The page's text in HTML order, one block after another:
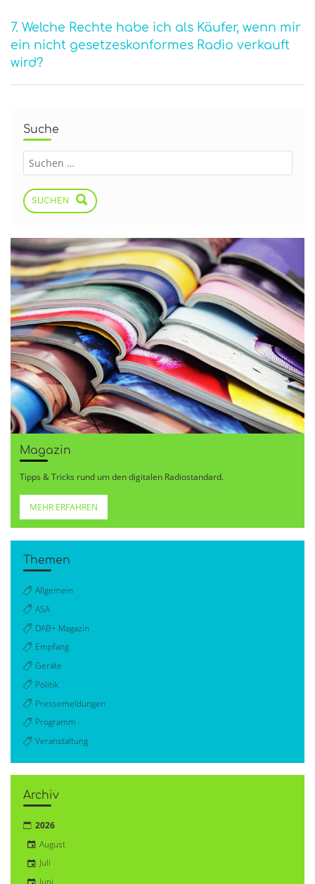
7. Welche Rechte habe ich als Käufer, wenn mir
ein nicht gesetzeskonformes Radio verkauft
wird?
Suche
SUCHEN
Magazin
Tipps & Tricks rund um den digitalen Radiostandard.
MEHR ERFAHREN
Themen
Allgemein
ASA
DAB+ Magazin
Empfang
Geräte
Politik
Pressemeldungen
Programm
Veranstaltung
Archiv
2026
August
Juli